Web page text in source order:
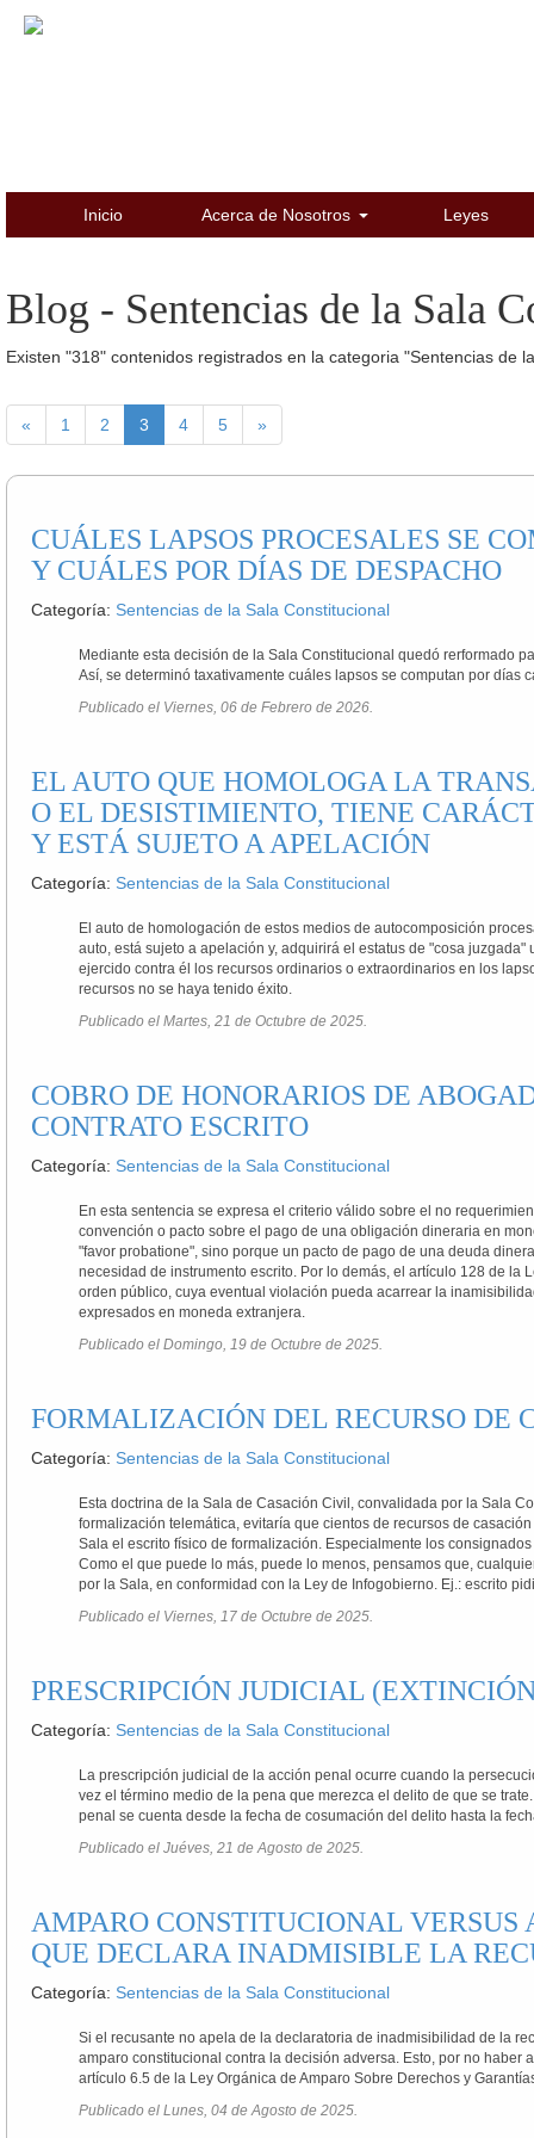
Inicio Acerca de Nosotros Leyes
Blog - Sentencias de la Sala
Existen "318" contenidos registrados en la categoria "Sentencias de
« 1 2 3 4 5 »
CUÁLES LAPSOS PROCESALES SE
Y CUÁLES POR DÍAS DE DESPACHO
Categoría: Sentencias de la Sala Constitucional
Mediante esta decisión de la Sala Constitucional quedó rerformado
Así, se determinó taxativamente cuáles lapsos se computan por días
Publicado el Viernes, 06 de Febrero de 2026.
EL AUTO QUE HOMOLOGA LA
O EL DESISTIMIENTO, TIENE
Y ESTÁ SUJETO A APELACIÓN
Categoría: Sentencias de la Sala Constitucional
El auto de homologación de estos medios de autocomposición
auto, está sujeto a apelación y, adquirirá el estatus de "cosa
ejercido contra él los recursos ordinarios o extraordinarios en los
recursos no se haya tenido éxito.
Publicado el Martes, 21 de Octubre de 2025.
COBRO DE HONORARIOS DE
CONTRATO ESCRITO
Categoría: Sentencias de la Sala Constitucional
En esta sentencia se expresa el criterio válido sobre el no
convención o pacto sobre el pago de una obligación dineraria en
"favor probatione", sino porque un pacto de pago de una deuda
necesidad de instrumento escrito. Por lo demás, el artículo 128 de la
orden público, cuya eventual violación pueda acarrear la
expresados en moneda extranjera.
Publicado el Domingo, 19 de Octubre de 2025.
FORMALIZACIÓN DEL RECURSO DE
Categoría: Sentencias de la Sala Constitucional
Esta doctrina de la Sala de Casación Civil, convalidada por la Sala
formalización telemática, evitaría que cientos de recursos de
Sala el escrito físico de formalización. Especialmente los
Como el que puede lo más, puede lo menos, pensamos que,
por la Sala, en conformidad con la Ley de Infogobierno. Ej.: escrito
Publicado el Viernes, 17 de Octubre de 2025.
PRESCRIPCIÓN JUDICIAL
Categoría: Sentencias de la Sala Constitucional
La prescripción judicial de la acción penal ocurre cuando la
vez el término medio de la pena que merezca el delito de que se
penal se cuenta desde la fecha de cosumación del delito hasta la
Publicado el Juéves, 21 de Agosto de 2025.
AMPARO CONSTITUCIONAL
QUE DECLARA INADMISIBLE LA
Categoría: Sentencias de la Sala Constitucional
Si el recusante no apela de la declaratoria de inadmisibilidad de la
amparo constitucional contra la decisión adversa. Esto, por no
artículo 6.5 de la Ley Orgánica de Amparo Sobre Derechos y
Publicado el Lunes, 04 de Agosto de 2025.